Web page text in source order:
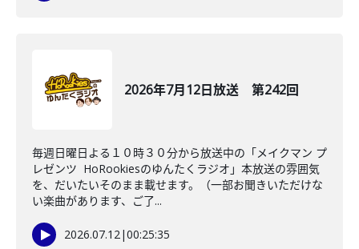
2026年7月12日放送 第242回
毎週日曜日よる１０時３０分から放送中の「メイクマン プ
レゼンツ HoRookiesのゆんたくラジオ」本放送の雰囲気
を、だいたいそのまま載せます。（一部お聞きいただけな
い楽曲があります、ご了...
2026.07.12|00:25:35